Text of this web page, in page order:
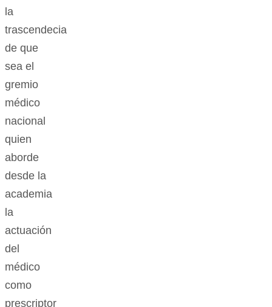
la
trascendecia
de que
sea el
gremio
médico
nacional
quien
aborde
desde la
academia
la
actuación
del
médico
como
prescriptor